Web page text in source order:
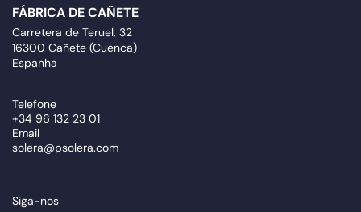
FÁBRICA DE CAÑETE
Carretera de Teruel, 32
16300 Cañete (Cuenca)
Espanha
Telefone
+34 96 132 23 01
Email
solera@psolera.com
Siga-nos